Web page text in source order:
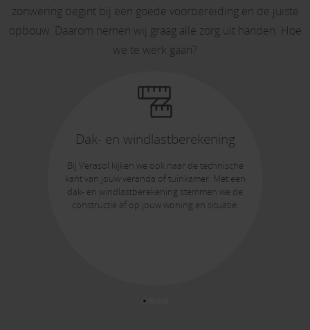
zonwering begint bij een goede voorbereiding en de juiste
opbouw. Daarom nemen wij graag alle zorg uit handen. Hoe
we te werk gaan?
Dak- en windlastberekening
Bij Verasol kijken we ook naar de technische
kant van jouw veranda of tuinkamer. Met een
dak- en windlastberekening stemmen we de
constructie af op jouw woning en situatie.